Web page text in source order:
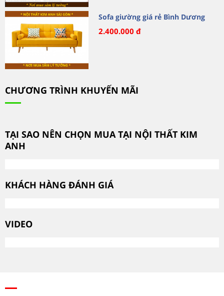
Sofa giường giá rẻ Bình Dương
2.400.000 đ
CHƯƠNG TRÌNH KHUYẾN MÃI
TẠI SAO NÊN CHỌN MUA TẠI NỘI THẤT KIM
ANH
KHÁCH HÀNG ĐÁNH GIÁ
VIDEO